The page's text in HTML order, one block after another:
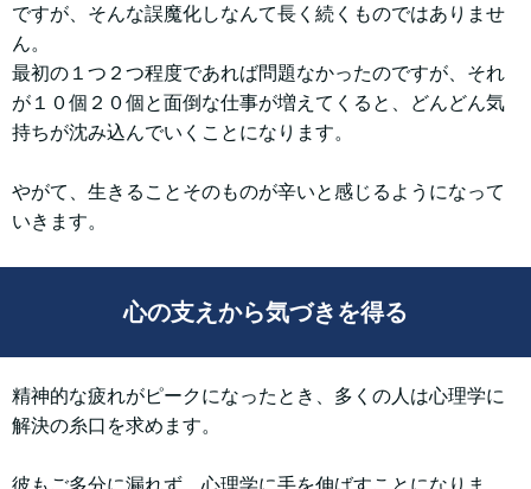
ですが、そんな誤魔化しなんて長く続くものではありませ
ん。
最初の１つ２つ程度であれば問題なかったのですが、それ
が１０個２０個と面倒な仕事が増えてくると、どんどん気
持ちが沈み込んでいくことになります。
やがて、生きることそのものが辛いと感じるようになって
いきます。
心の支えから気づきを得る
精神的な疲れがピークになったとき、多くの人は心理学に
解決の糸口を求めます。
彼もご多分に漏れず、心理学に手を伸ばすことになりま